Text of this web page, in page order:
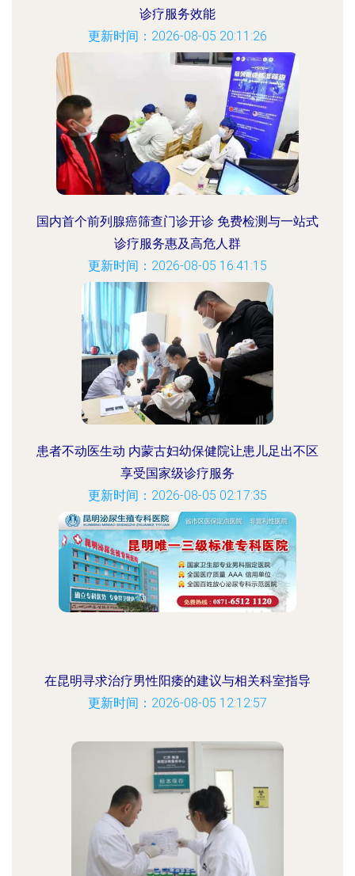
诊疗服务效能
更新时间：2026-08-05 20:11:26
国内首个前列腺癌筛查门诊开诊 免费检测与一站式
诊疗服务惠及高危人群
更新时间：2026-08-05 16:41:15
患者不动医生动 内蒙古妇幼保健院让患儿足出不区
享受国家级诊疗服务
更新时间：2026-08-05 02:17:35
在昆明寻求治疗男性阳痿的建议与相关科室指导
更新时间：2026-08-05 12:12:57